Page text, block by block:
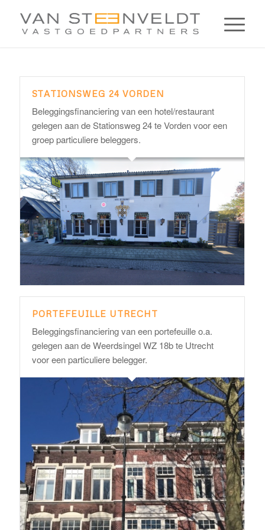
STATIONSWEG 24 VORDEN
Beleggingsfinanciering van een hotel/restaurant
gelegen aan de Stationsweg 24 te Vorden voor een
groep particuliere beleggers.
PORTEFEUILLE UTRECHT
Beleggingsfinanciering van een portefeuille o.a.
gelegen aan de Weerdsingel WZ 18b te Utrecht
voor een particuliere belegger.